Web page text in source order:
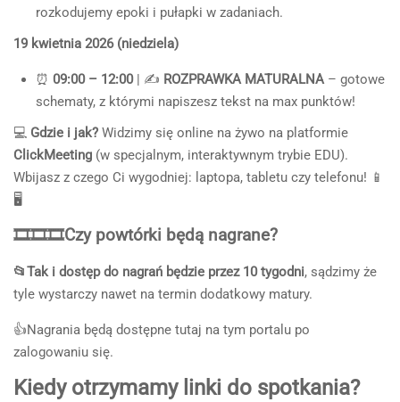
rozkodujemy epoki i pułapki w zadaniach.
19 kwietnia 2026 (niedziela)
⏰ 09:00 – 12:00| ✍️ ROZPRAWKA MATURALNA– gotowe
schematy, z którymi napiszesz tekst na max punktów!
💻 Gdzie i jak? Widzimy się online na żywo na platformie
ClickMeeting (w specjalnym, interaktywnym trybie EDU).
Wbijasz z czego Ci wygodniej: laptopa, tabletu czy telefonu! 📱
🖥️
🎞️🎞️🎞️Czy powtórki będą nagrane?
📂Tak i dostęp do nagrań będzie przez 10 tygodni, sądzimy że
tyle wystarczy nawet na termin dodatkowy matury.
👍Nagrania będą dostępne tutaj na tym portalu po
zalogowaniu się.
Kiedy otrzymamy linki do spotkania?